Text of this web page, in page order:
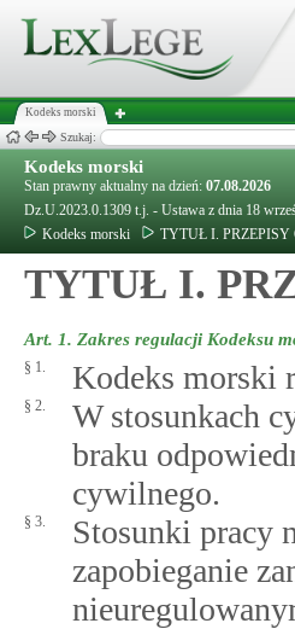
Kodeks morski
Szukaj:
Kodeks morski
Stan prawny aktualny na dzień: 07.08.2026
Dz.U.2023.0.1309 t.j. - Ustawa z dnia 18
Kodeks morski
TYTUŁ I. PRZEPISY
TYTUŁ I.
Art. 1. Zakres regulacji Kodeksu
§ 1. Kodeks morski
§ 2.
W stosunkach
braku
cywilnego.
§ 3.
Stosunki pracy
zapobieganie